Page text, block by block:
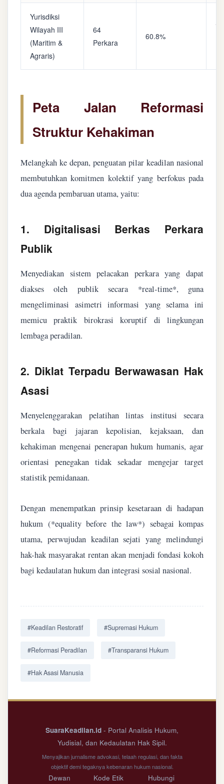
Yurisdiksi
Wilayah III
(Maritim &
Agraris)
64
Perkara
60.8%
Peta Jalan Reformasi
Struktur Kehakiman
Melangkah ke depan, penguatan pilar keadilan nasional
membutuhkan komitmen kolektif yang berfokus pada
dua agenda pembaruan utama, yaitu:
1. Digitalisasi Berkas Perkara
Publik
Menyediakan sistem pelacakan perkara yang dapat
diakses oleh publik secara *real-time*, guna
mengeliminasi asimetri informasi yang selama ini
memicu praktik birokrasi koruptif di lingkungan
lembaga peradilan.
2. Diklat Terpadu Berwawasan Hak
Asasi
Menyelenggarakan pelatihan lintas institusi secara
berkala bagi jajaran kepolisian, kejaksaan, dan
kehakiman mengenai penerapan hukum humanis, agar
orientasi penegakan tidak sekadar mengejar target
statistik pemidanaan.
Dengan menempatkan prinsip kesetaraan di hadapan
hukum (*equality before the law*) sebagai kompas
utama, perwujudan keadilan sejati yang melindungi
hak-hak masyarakat rentan akan menjadi fondasi kokoh
bagi kedaulatan hukum dan integrasi sosial nasional.
#Keadilan Restoratif #Supremasi Hukum
#Reformasi Peradilan #Transparansi Hukum
#Hak Asasi Manusia
SuaraKeadilan.id - Portal Analisis Hukum,
Yudisial, dan Kedaulatan Hak Sipil.
Menyajikan jurnalisme advokasi, telaah regulasi, dan fakta
objektif demi tegaknya kebenaran hukum nasional.
Dewan Kode Etik Hubungi